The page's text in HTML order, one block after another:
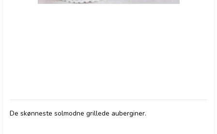
De skønneste solmodne grillede auberginer.